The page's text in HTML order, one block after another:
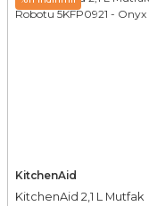
KitchenAid
KitchenAid 2,1 L Mutfak